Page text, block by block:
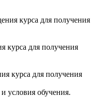
курса для получения
курса для получения
курса для получения
условия обучения.